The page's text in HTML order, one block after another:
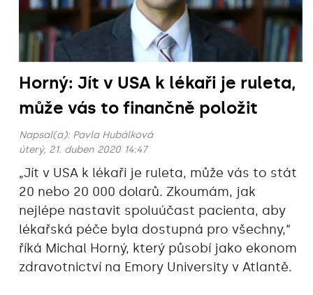
Horný: Jít v USA k lékaři je ruleta,
může vás to finančně položit
Napsal(a): Pavla Hubálková
úterý, 21. duben 2020 14:47
„‎Jít v USA k lékaři je ruleta, může vás to stát
20 nebo 20 000 dolarů. Zkoumám, jak
nejlépe nastavit spoluúčast pacienta, aby
lékařská péče byla dostupná pro všechny,“‎
říká Michal Horný, který působí jako ekonom
zdravotnictví na Emory University v Atlantě.